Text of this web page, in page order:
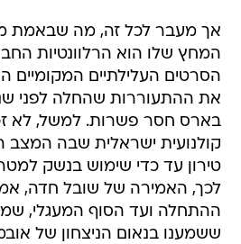
אך מעבר לכל זה, מה שבאמת
המחץ שלו הוא הרלוונטיות
הסרטים העלילתיים המקומיים
את ההתעוררות שהחלה לפני
בארס חסר פשרות. למשל, לא
קולנועית ישראלית שבה המצב
טירון עד כדי שימוש בנשק
לכך, האמירה של שובל חדה,
ההתחלה ועד הסוף המעגלי,
ששמענו בנאום הניצחון של